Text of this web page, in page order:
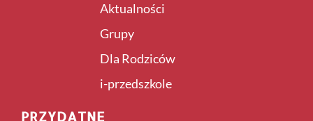
Aktualności
Grupy
Dla Rodziców
i-przedszkole
PRZYDATNE